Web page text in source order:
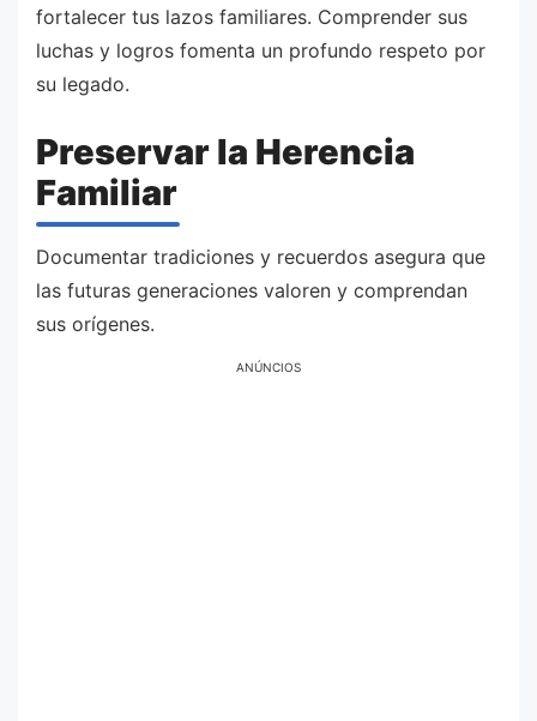
fortalecer tus lazos familiares. Comprender sus
luchas y logros fomenta un profundo respeto por
su legado.
Preservar la Herencia
Familiar
Documentar tradiciones y recuerdos asegura que
las futuras generaciones valoren y comprendan
sus orígenes.
ANÚNCIOS